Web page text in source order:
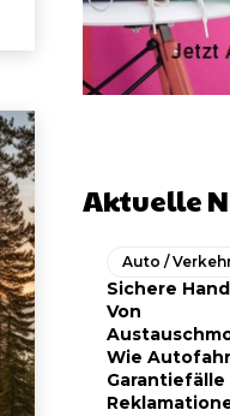
Aktuelle
Auto /
Sichere
Von
Wie
Garantiefälle